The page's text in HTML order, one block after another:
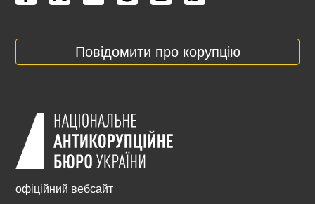
Повідомити про корупцію
офіційний вебсайт